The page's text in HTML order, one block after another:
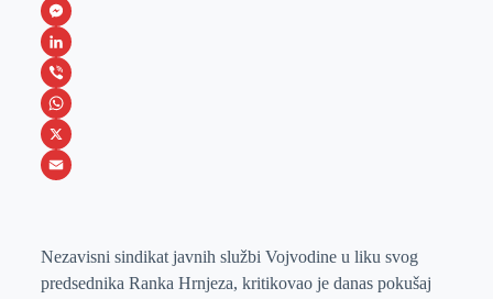
F
a
c
e
b
o
M
e
s
s
e
e
r
L
i
n
k
I
n
V
i
b
W
h
s
A
X
a
i
Nezavisni sindikat javnih službi Vojvodine u liku svog
predsednika Ranka Hrnjeza, kritikovao je danas pokušaj